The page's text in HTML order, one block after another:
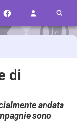
di
andata
sono